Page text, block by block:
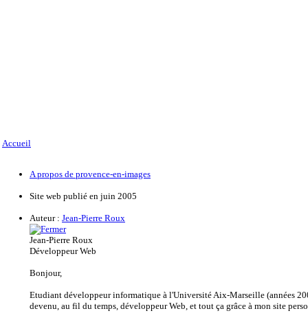
Accueil
A propos de provence-en-images
Site web publié en juin 2005
Auteur : Jean-Pierre Roux
Jean-Pierre Roux
Développeur Web
Bonjour,
Etudiant développeur informatique à l'Université Aix-Marseille (années
devenu, au fil du temps, développeur Web, et tout ça grâce à mon site